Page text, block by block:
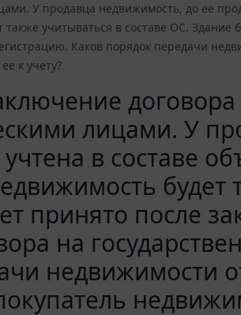
У продавца недвижимость, до ее
также учитываться в составе ОС.
Каков порядок передачи
к учету?
лицами. У
в составе
будет
принято после
на
недвижимости